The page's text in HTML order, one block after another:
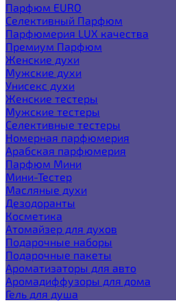
Парфюм EURO
Селективный Парфюм
Парфюмерия LUX качества
Премиум Парфюм
Женские духи
Мужские духи
Унисекс духи
Женские тестеры
Мужские тестеры
Селективные тестеры
Номерная парфюмерия
Арабская парфюмерия
Парфюм Мини
Мини-Тестер
Масляные духи
Дезодоранты
Косметика
Атомайзер для духов
Подарочные наборы
Подарочные пакеты
Ароматизаторы для авто
Аромадиффузоры для дома
Гель для душа